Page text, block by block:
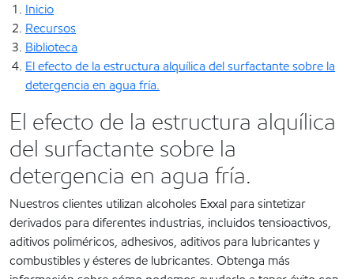
Inicio
Recursos
Biblioteca
El efecto de la estructura alquílica del surfactante sobre la
detergencia en agua fría.
El efecto de la estructura alquílica
del surfactante sobre la
detergencia en agua fría.
Nuestros clientes utilizan alcoholes Exxal para sintetizar
derivados para diferentes industrias, incluidos tensioactivos,
aditivos poliméricos, adhesivos, aditivos para lubricantes y
combustibles y ésteres de lubricantes. Obtenga más